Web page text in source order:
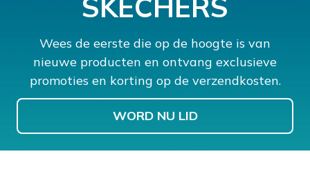
SKECHERS
Wees de eerste die op de hoogte is van
nieuwe producten en ontvang exclusieve
promoties en korting op de verzendkosten.
WORD NU LID